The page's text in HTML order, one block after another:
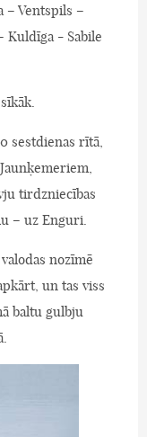
– Ventspils –
Kuldīga - Sabile
sestdienas rītā,
tirdzniecības
– uz Enguri.
nozīmē
un tas viss
baltu gulbju